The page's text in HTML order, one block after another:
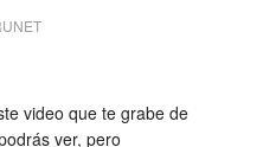
video que te grabe de
ver, pero